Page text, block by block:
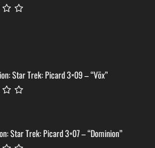
Star Trek: Picard 3×09 – “Võx”
Star Trek: Picard 3×07 – “Dominion”